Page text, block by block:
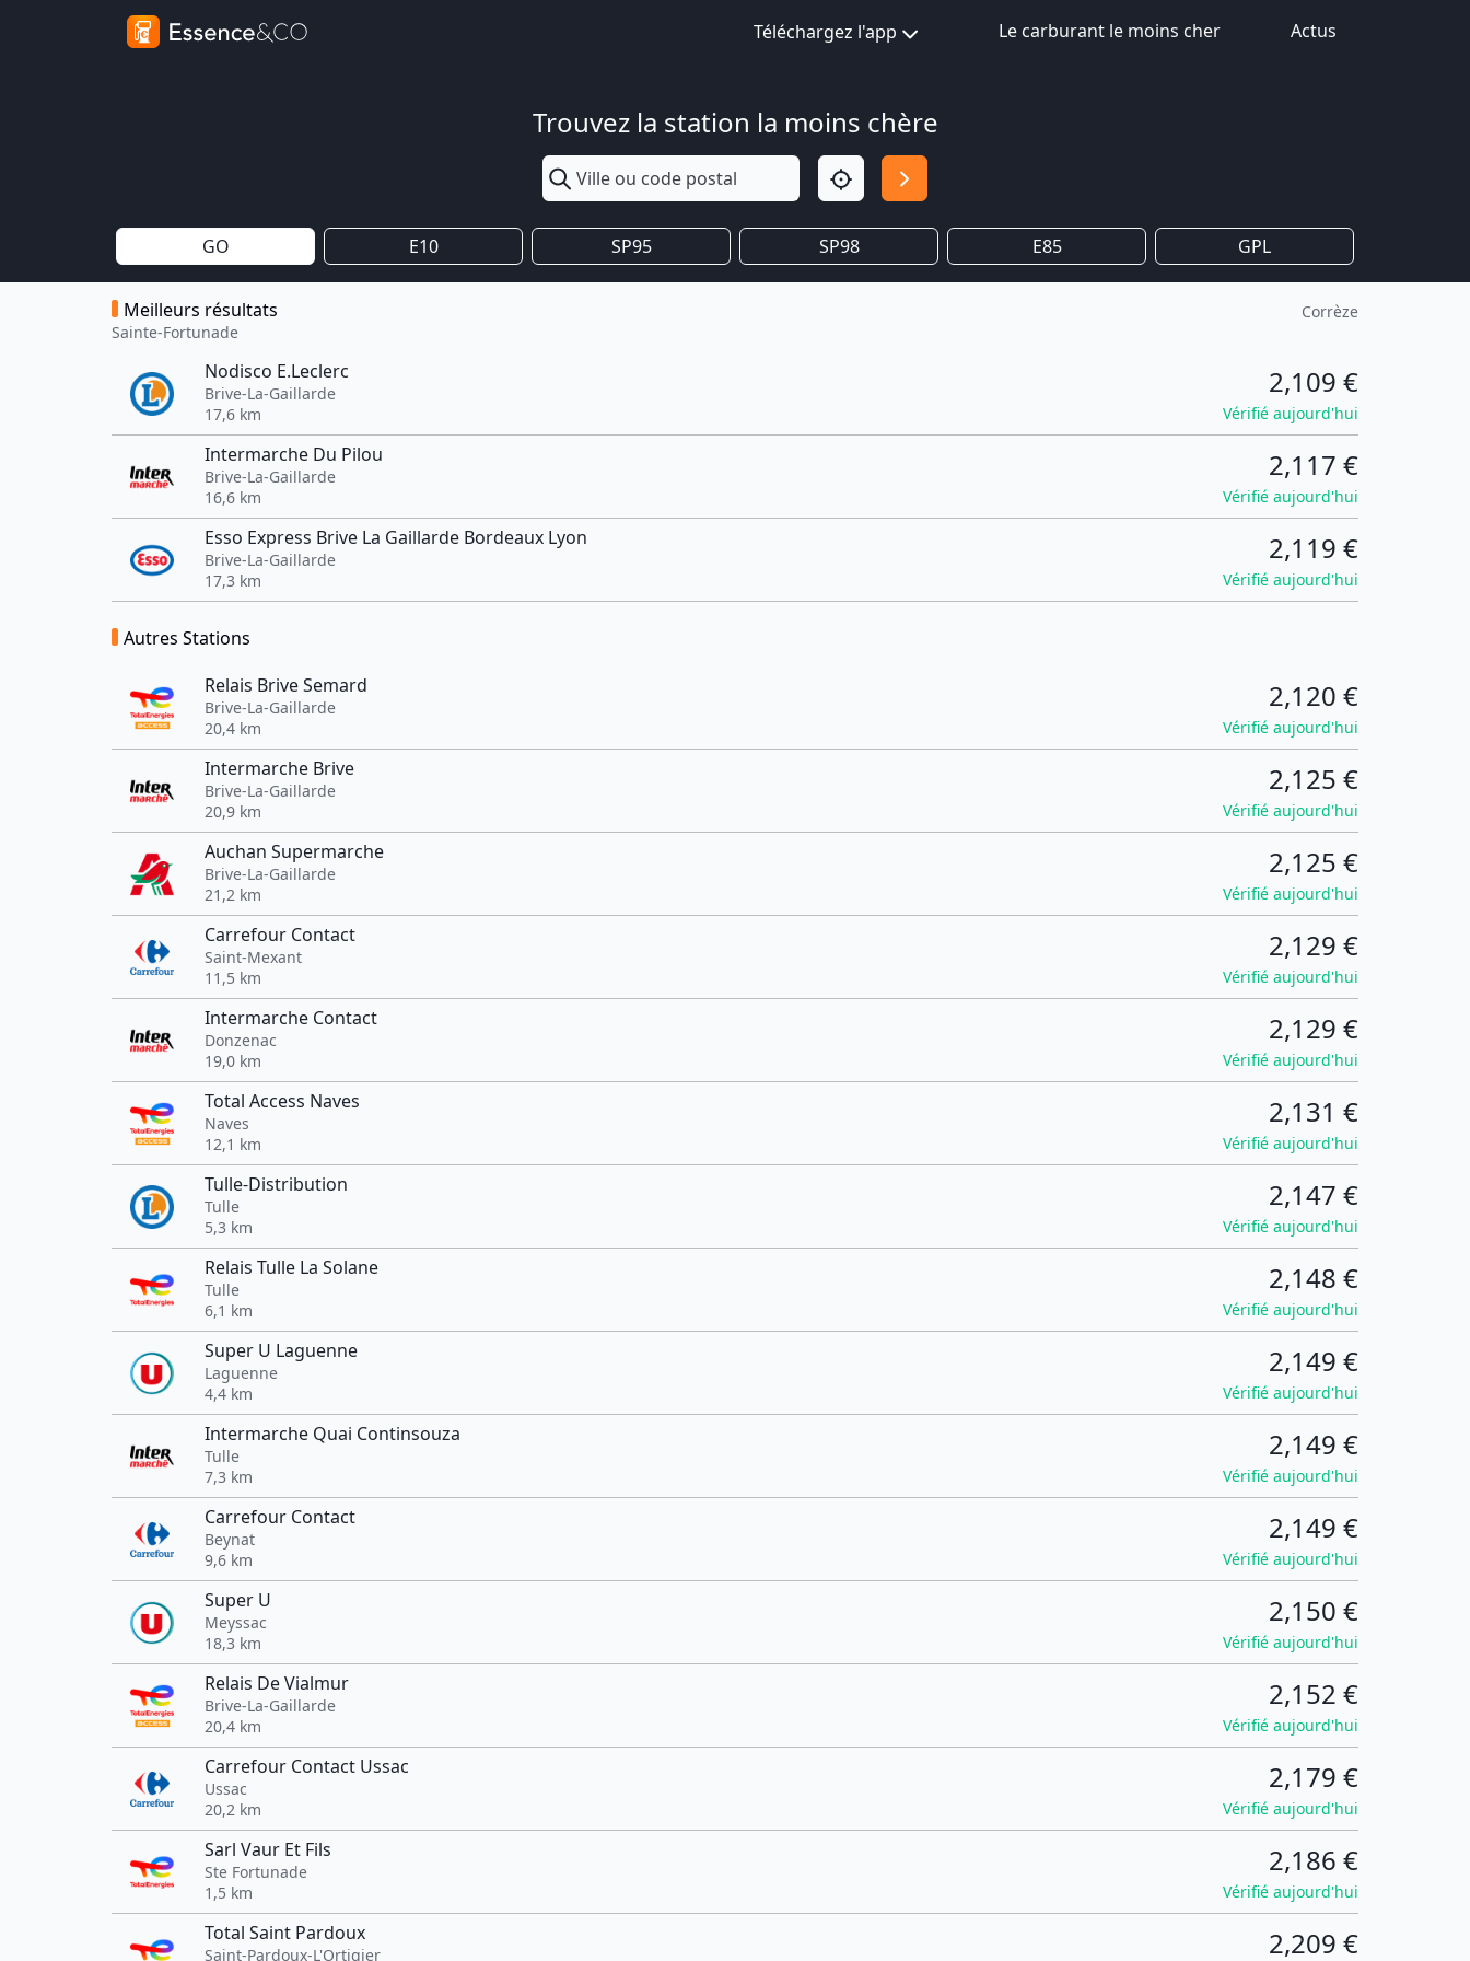
Téléchargez l'app Le carburant le moins cher Actus
Trouvez la station la moins chère
GO E10 SP95 SP98 E85 GPL
Meilleurs résultats
Sainte-Fortunade
Corrèze
Nodisco E.Leclerc
Brive-La-Gaillarde
17,6 km
2,109 €
Vérifié aujourd'hui
Intermarche Du Pilou
Brive-La-Gaillarde
16,6 km
2,117 €
Vérifié aujourd'hui
Esso Express Brive La Gaillarde Bordeaux Lyon
Brive-La-Gaillarde
17,3 km
2,119 €
Vérifié aujourd'hui
Autres Stations
Relais Brive Semard
Brive-La-Gaillarde
20,4 km
2,120 €
Vérifié aujourd'hui
Intermarche Brive
Brive-La-Gaillarde
20,9 km
2,125 €
Vérifié aujourd'hui
Auchan Supermarche
Brive-La-Gaillarde
21,2 km
2,125 €
Vérifié aujourd'hui
Carrefour Contact
Saint-Mexant
11,5 km
2,129 €
Vérifié aujourd'hui
Intermarche Contact
Donzenac
19,0 km
2,129 €
Vérifié aujourd'hui
Total Access Naves
Naves
12,1 km
2,131 €
Vérifié aujourd'hui
Tulle-Distribution
Tulle
5,3 km
2,147 €
Vérifié aujourd'hui
Relais Tulle La Solane
Tulle
6,1 km
2,148 €
Vérifié aujourd'hui
Super U Laguenne
Laguenne
4,4 km
2,149 €
Vérifié aujourd'hui
Intermarche Quai Continsouza
Tulle
7,3 km
2,149 €
Vérifié aujourd'hui
Carrefour Contact
Beynat
9,6 km
2,149 €
Vérifié aujourd'hui
Super U
Meyssac
18,3 km
2,150 €
Vérifié aujourd'hui
Relais De Vialmur
Brive-La-Gaillarde
20,4 km
2,152 €
Vérifié aujourd'hui
Carrefour Contact Ussac
Ussac
20,2 km
2,179 €
Vérifié aujourd'hui
Sarl Vaur Et Fils
Ste Fortunade
1,5 km
2,186 €
Vérifié aujourd'hui
Total Saint Pardoux
Saint-Pardoux-L'Ortigier 2,209 €